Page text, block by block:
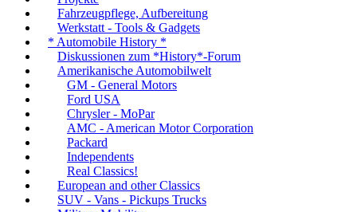
Fahrzeugpflege, Aufbereitung
Werkstatt - Tools & Gadgets
* Automobile History *
Diskussionen zum *History*-Forum
Amerikanische Automobilwelt
GM - General Motors
Ford USA
Chrysler - MoPar
AMC - American Motor Corporation
Packard
Independents
Real Classics!
European and other Classics
SUV - Vans - Pickups Trucks